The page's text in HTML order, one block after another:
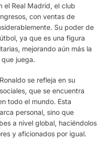
el Real Madrid, el club
con ventas de
Su poder de
ya que es una figura
mejorando aún más la
juega.
se refleja en su
que se encuentra
todo el mundo. Esta
personal, sino que
a nivel global, haciéndolos
y aficionados por igual.